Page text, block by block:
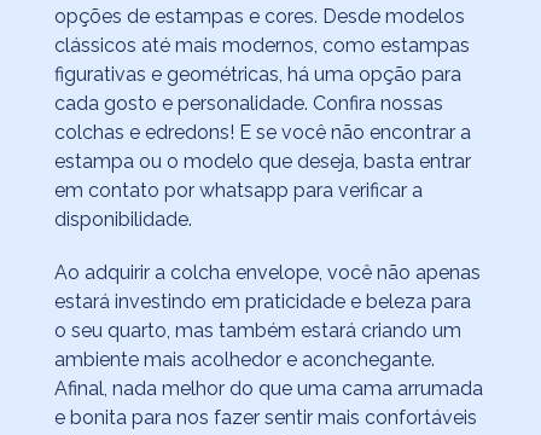
opções de estampas e cores. Desde modelos
clássicos até mais modernos, como estampas
figurativas e geométricas, há uma opção para
cada gosto e personalidade. Confira nossas
colchas e edredons! E se você não encontrar a
estampa ou o modelo que deseja, basta entrar
em contato por whatsapp para verificar a
disponibilidade.
Ao adquirir a colcha envelope, você não apenas
estará investindo em praticidade e beleza para
o seu quarto, mas também estará criando um
ambiente mais acolhedor e aconchegante.
Afinal, nada melhor do que uma cama arrumada
e bonita para nos fazer sentir mais confortáveis